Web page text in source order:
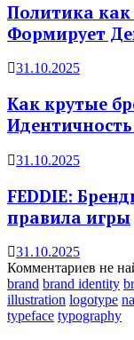
Политика как
Формирует
31.10.2025
Как крутые
Идентичность
31.10.2025
FEDDIE:
правила игры
31.10.2025
Комментариев не
brand brand identity
illustration logotype
typeface typography